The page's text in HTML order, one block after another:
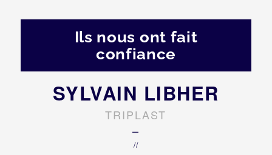
Ils nous ont fait
confiance
SYLVAIN LIBHER
TRIPLAST
–
//